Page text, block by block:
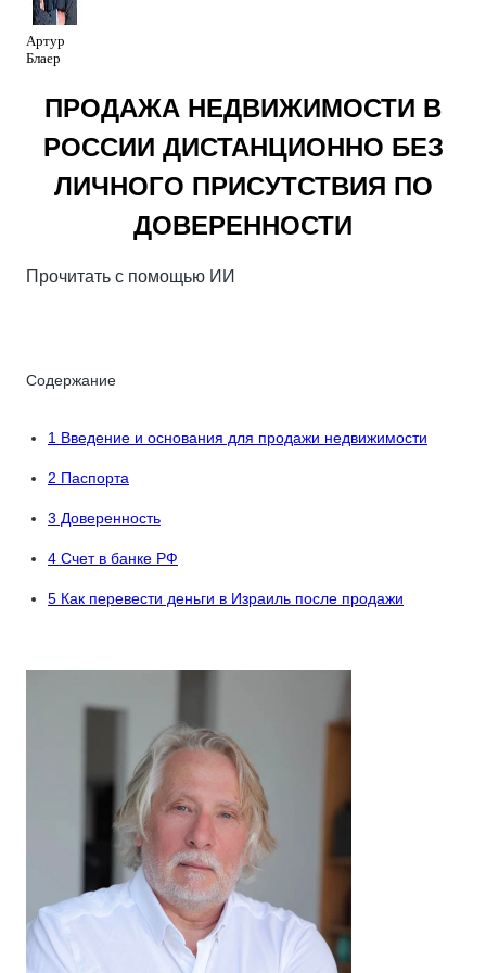
Артур
Блаер
ПРОДАЖА НЕДВИЖИМОСТИ В
РОССИИ ДИСТАНЦИОННО БЕЗ
ЛИЧНОГО ПРИСУТСТВИЯ ПО
ДОВЕРЕННОСТИ
Прочитать с помощью ИИ
Содержание
1 Введение и основания для продажи недвижимости
2 Паспорта
3 Доверенность
4 Счет в банке РФ
5 Как перевести деньги в Израиль после продажи